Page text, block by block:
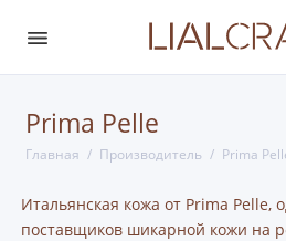
Prima Pelle
Главная Производитель Prima
Итальянская кожа от Prima Pelle,
поставщиков шикарной кожи на